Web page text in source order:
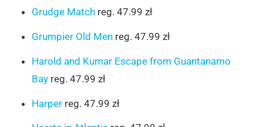
Grudge Matchreg. 47.99 zł
Grumpier Old Menreg. 47.99 zł
Harold and Kumar Escape from Guantanamo
Bayreg. 47.99 zł
Harperreg. 47.99 zł